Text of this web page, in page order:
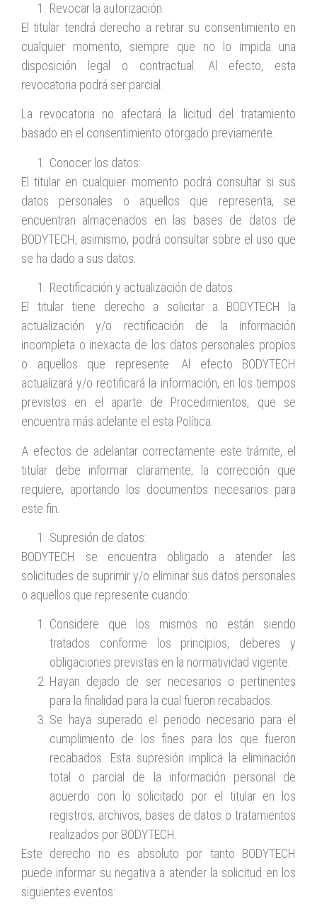
Revocar la autorización:
El titular tendrá derecho a retirar su consentimiento en
cualquier momento, siempre que no lo impida una
disposición legal o contractual. Al efecto, esta
revocatoria podrá ser parcial.
La revocatoria no afectará la licitud del tratamiento
basado en el consentimiento otorgado previamente.
Conocer los datos:
El titular en cualquier momento podrá consultar si sus
datos personales o aquellos que representa, se
encuentran almacenados en las bases de datos de
BODYTECH, asimismo, podrá consultar sobre el uso que
se ha dado a sus datos.
Rectificación y actualización de datos:
El titular tiene derecho a solicitar a BODYTECH la
actualización y/o rectificación de la información
incompleta o inexacta de los datos personales propios
o aquellos que represente. Al efecto BODYTECH
actualizará y/o rectificará la información, en los tiempos
previstos en el aparte de Procedimientos, que se
encuentra más adelante el esta Política.
A efectos de adelantar correctamente este trámite, el
titular debe informar claramente, la corrección que
requiere, aportando los documentos necesarios para
este fin.
Supresión de datos:
BODYTECH se encuentra obligado a atender las
solicitudes de suprimir y/o eliminar sus datos personales
o aquellos que represente cuando:
Considere que los mismos no están siendo
tratados conforme los principios, deberes y
obligaciones previstas en la normatividad vigente.
Hayan dejado de ser necesarios o pertinentes
para la finalidad para la cual fueron recabados.
Se haya superado el periodo necesario para el
cumplimiento de los fines para los que fueron
recabados. Esta supresión implica la eliminación
total o parcial de la información personal de
acuerdo con lo solicitado por el titular en los
registros, archivos, bases de datos o tratamientos
realizados por BODYTECH.
Este derecho no es absoluto por tanto BODYTECH
puede informar su negativa a atender la solicitud en los
siguientes eventos: